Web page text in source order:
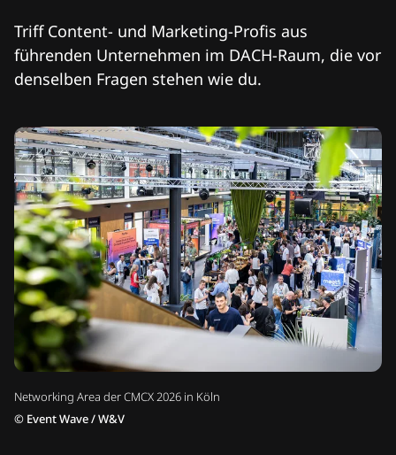
Networking Area der CMCX 2026 in Köln
© Event Wave / W&V
Triff Content- und Marketing-Profis aus
führenden Unternehmen im DACH-Raum, die vor
denselben Fragen stehen wie du.